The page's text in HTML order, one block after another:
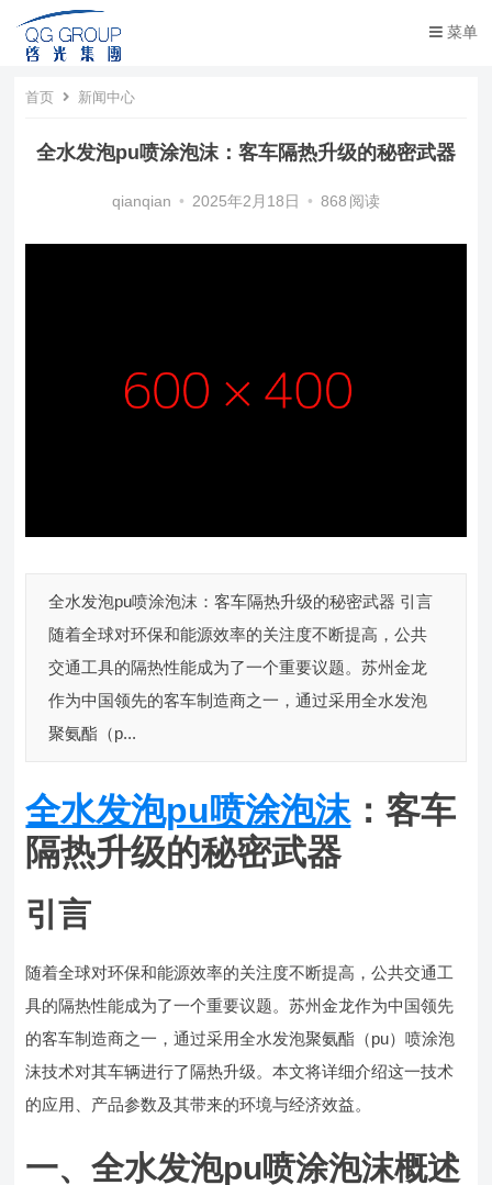
菜单
首页 新闻中心
全水发泡pu喷涂泡沫：客车隔热升级的秘密武器
qianqian • 2025年2月18日 • 868 阅读
全水发泡pu喷涂泡沫：客车隔热升级的秘密武器 引言
随着全球对环保和能源效率的关注度不断提高，公共
交通工具的隔热性能成为了一个重要议题。苏州金龙
作为中国领先的客车制造商之一，通过采用全水发泡
聚氨酯（p...
全水发泡pu喷涂泡沫：客车
隔热升级的秘密武器
引言
随着全球对环保和能源效率的关注度不断提高，公共交通工
具的隔热性能成为了一个重要议题。苏州金龙作为中国领先
的客车制造商之一，通过采用全水发泡聚氨酯（pu）喷涂泡
沫技术对其车辆进行了隔热升级。本文将详细介绍这一技术
的应用、产品参数及其带来的环境与经济效益。
一、全水发泡pu喷涂泡沫概述